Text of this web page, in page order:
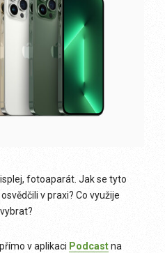
fotoaparát. Jak se tyto
v praxi? Co využije
v aplikaci Podcastna